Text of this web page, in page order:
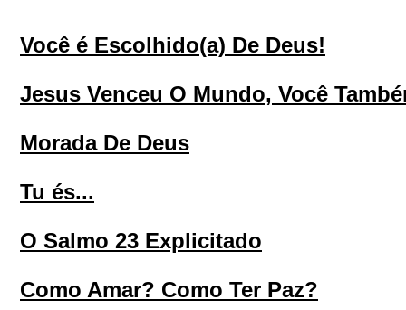
Você é Escolhido(a) De Deus!
Jesus Venceu O Mundo, Você
Morada De Deus
Tu és...
O Salmo 23 Explicitado
Como Amar? Como Ter Paz?